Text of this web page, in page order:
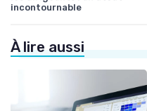
incontournable
À lire aussi